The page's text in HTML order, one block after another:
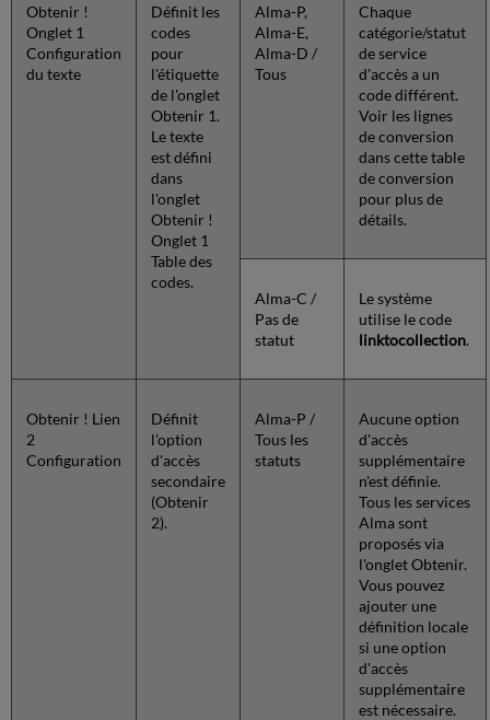
Obtenir !
Onglet 1
Configuration
du texte
Définit les
codes
pour
l'étiquette
de l'onglet
Obtenir 1.
Le texte
est défini
dans
l'onglet
Obtenir !
Onglet 1
Table des
codes.
Alma-P,
Alma-E,
Alma-D /
Tous
Chaque
catégorie/statut
de service
d'accès a un
code différent.
Voir les lignes
de conversion
dans cette table
de conversion
pour plus de
détails.
Alma-C /
Pas de
statut
Le système
utilise le code
linktocollection.
Obtenir ! Lien
2
Configuration
Définit
l'option
d'accès
secondaire
(Obtenir
2).
Alma-P /
Tous les
statuts
Aucune option
d'accès
supplémentaire
n'est définie.
Tous les services
Alma sont
proposés via
l'onglet Obtenir.
Vous pouvez
ajouter une
définition locale
si une option
d'accès
supplémentaire
est nécessaire.